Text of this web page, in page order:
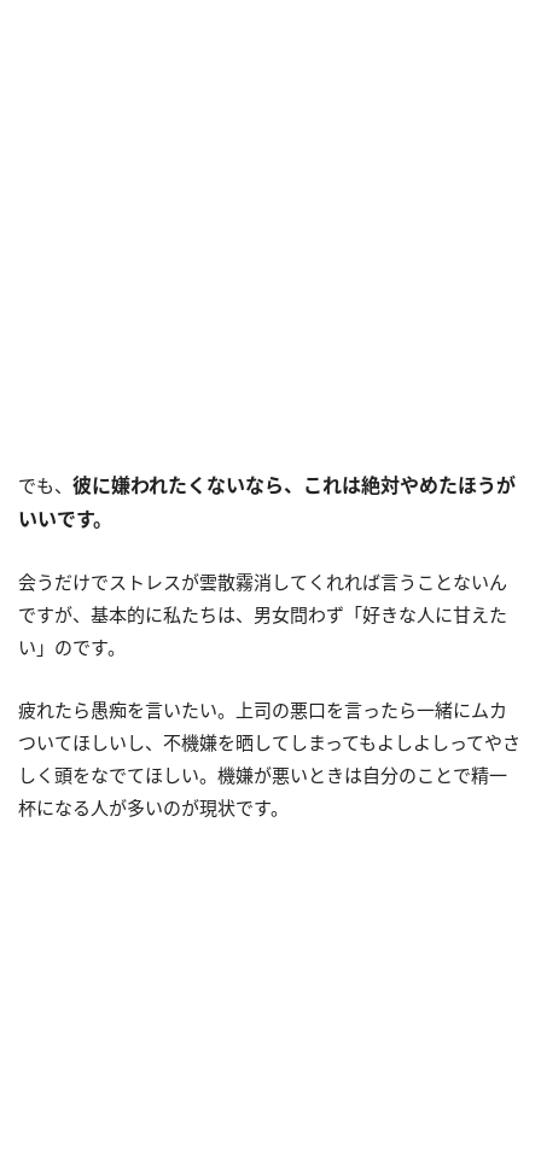
でも、 彼に嫌われたくないなら、これは絶対やめたほうが
いいです。
会うだけでストレスが雲散霧消してくれれば言うことないん
ですが、基本的に私たちは、男女問わず「好きな人に甘えた
い」のです。
疲れたら愚痴を言いたい。上司の悪口を言ったら一緒にムカ
ついてほしいし、不機嫌を晒してしまってもよしよしってやさ
しく頭をなでてほしい。機嫌が悪いときは自分のことで精一
杯になる人が多いのが現状です。